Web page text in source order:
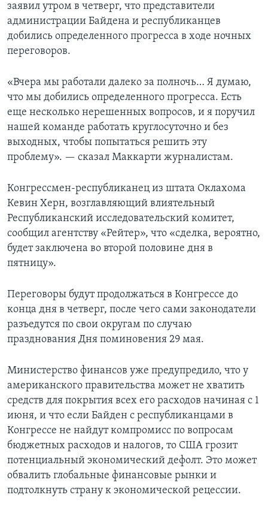
заявил утром в четверг, что представители
администрации Байдена и республиканцев
добились определенного прогресса в ходе ночных
переговоров.
«Вчера мы работали далеко за полночь… Я думаю,
что мы добились определенного прогресса. Есть
еще несколько нерешенных вопросов, и я поручил
нашей команде работать круглосуточно и без
выходных, чтобы попытаться решить эту
проблему». — сказал Маккарти журналистам.
Конгрессмен-республиканец из штата Оклахома
Кевин Херн, возглавляющий влиятельный
Республиканский исследовательский комитет,
сообщил агентству «Рейтер», что «сделка, вероятно,
будет заключена во второй половине дня в
пятницу».
Переговоры будут продолжаться в Конгрессе до
конца дня в четверг, после чего сами законодатели
разъедутся по свои округам по случаю
празднования Дня поминовения 29 мая.
Министерство финансов уже предупредило, что у
американского правительства может не хватить
средств для покрытия всех его расходов начиная с 1
июня, и что если Байден с республиканцами в
Конгрессе не найдут компромисс по вопросам
бюджетных расходов и налогов, то США грозит
потенциальный экономический дефолт. Это может
обвалить глобальные финансовые рынки и
подтолкнуть страну к экономической рецессии.